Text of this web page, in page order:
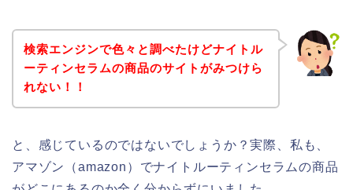
検索エンジンで色々と調べたけどナイトル
ーティンセラムの商品のサイトがみつけら
れない！！
と、感じているのではないでしょうか？実際、私も、
アマゾン（amazon）でナイトルーティンセラムの商品